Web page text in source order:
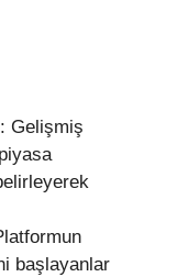
Gelişmiş
başlayanlar